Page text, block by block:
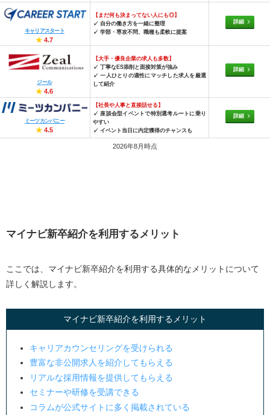
キャリアスタート
★ 4.7
【まだ何も決まってない人にも◎】
✓ 自分の働き方を一緒に整理
✓ 学部・専攻不問、職種も柔軟に提案
詳細
ジール
★ 4.6
【大手・優良企業の求人も多数】
✓ 丁寧なES添削と面接対策が強み
✓ 一人ひとりの適性にマッチした求人を厳選
して紹介
詳細
ミーツカンパニー
★ 4.5
【社長や人事と直接話せる】
✓ 座談会型イベントで特別選考ルートに乗り
やすい
✓ イベント当日に内定獲得のチャンスも
詳細
2026年8月時点
マイナビ新卒紹介を利用するメリット
ここでは、マイナビ新卒紹介を利用する具体的なメリットについて
詳しく解説します。
マイナビ新卒紹介を利用するメリット
キャリアカウンセリングを受けられる
豊富な非公開求人を紹介してもらえる
リアルな採用情報を提供してもらえる
セミナーや研修を受講できる
コラムが公式サイトに多く掲載されている